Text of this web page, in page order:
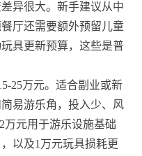
异很大。新手建议从中
厅还需要额外预留儿童
具更新预算，这些是普
25万元。适合副业或新
易游乐角，投入少、风
万元用于游乐设施基础
以及1万元玩具损耗更